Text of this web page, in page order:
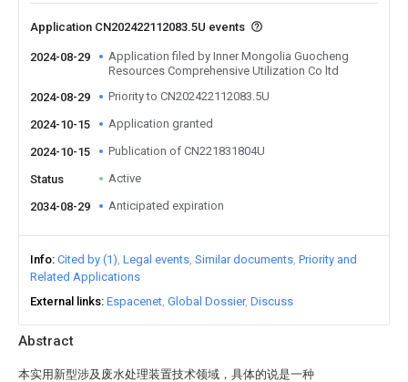
Abstract
本实用新型涉及废水处理装置技术领域，具体的说是一种
Application CN202422112083.5U events
2024-08-29
Application filed by Inner Mongolia Guocheng
Resources Comprehensive Utilization Co ltd
2024-08-29
Priority to CN202422112083.5U
2024-10-15 Application granted
2024-10-15 Publication of CN221831804U
Status Active
2034-08-29 Anticipated expiration
Info Cited by (1) Legal events Similar documents Priority and
Related Applications
External links Espacenet Global Dossier Discuss